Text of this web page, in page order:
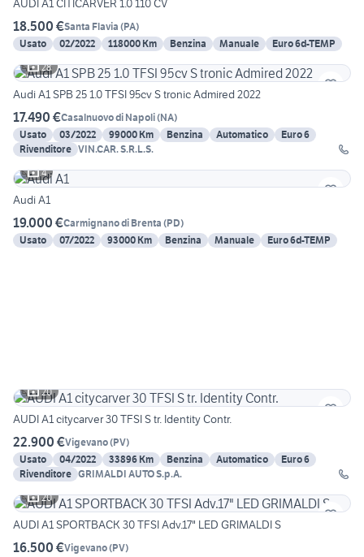
AUDI A1 CITICARVER 1.0 110 CV
18.500 €Santa Flavia (PA)
Usato
02/2022 118000 Km Benzina Manuale
Euro 6d-TEMP
28
Audi A1 SPB 25 1.0 TFSI 95cv S tronic Admired 2022
17.490 €Casalnuovo di Napoli(NA)
Usato
03/2022 99000 Km Benzina Automatico
Euro 6
Rivenditore VIN.CAR. S.R.L.S.
4
Audi A1
19.000 €Carmignano di Brenta (PD)
Usato
07/2022 93000 Km Benzina Manuale Euro 6d-TEMP
20
AUDI A1 citycarver 30 TFSI S tr. Identity Contr.
22.900 €Vigevano(PV)
Usato
04/2022 33896 Km Benzina Automatico
Euro 6
Rivenditore GRIMALDI AUTO S.p.A.
20
AUDI A1 SPORTBACK 30 TFSI Adv.17" LED GRIMALDI S
16.500 €Vigevano(PV)